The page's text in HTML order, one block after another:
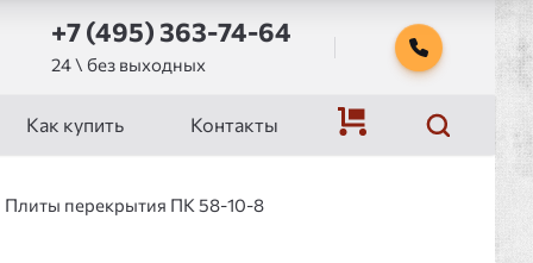
+7 (495) 363-74-64
24 \ без выходных
Как купить Контакты
Плиты перекрытия ПК 58-10-8